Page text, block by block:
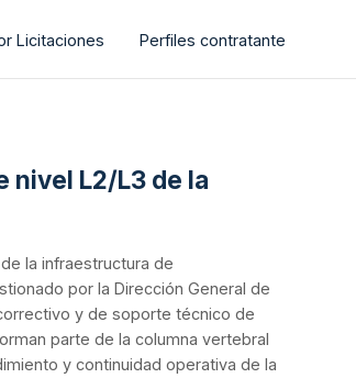
Licitaciones Perfiles contratante
nivel L2/L3 de la
la infraestructura de
por la Dirección General de
y de soporte técnico de
parte de la columna vertebral
y continuidad operativa de la